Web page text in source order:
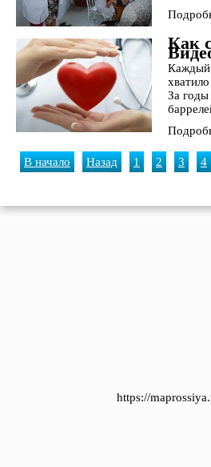
Как
Каждый
За годы
В начало Назад 1 2 3 4
https://